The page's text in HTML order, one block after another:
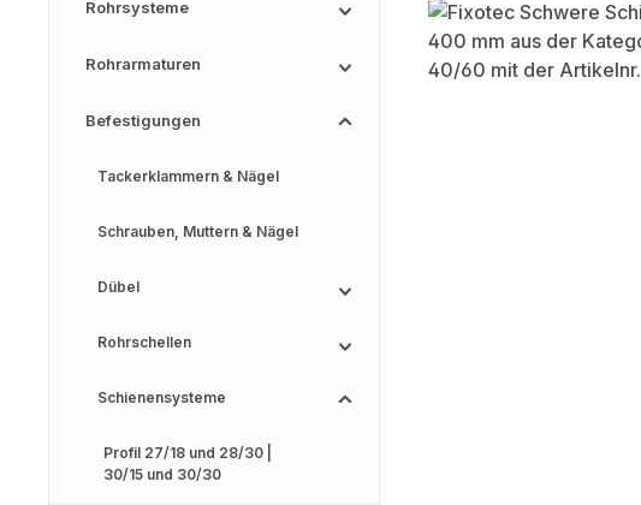
Rohrsysteme
Rohrarmaturen
Befestigungen
Tackerklammern & Nägel
Schrauben, Muttern & Nägel
Dübel
Rohrschellen
Schienensysteme
Profil 27/18 und 28/30 |
30/15 und 30/30
Bildergalerie